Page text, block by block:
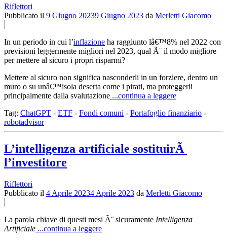
Riflettori
Pubblicato il 9 Giugno 20239 Giugno 2023 da Merletti Giacomo
In un periodo in cui l’inflazione ha raggiunto lâ€™8% nel 2022 con
previsioni leggermente migliori nel 2023, qual Ã¨ il modo migliore
per mettere al sicuro i propri risparmi?
Mettere al sicuro non significa nasconderli in un forziere, dentro un
muro o su unâ€™isola deserta come i pirati, ma proteggerli
principalmente dalla svalutazione ...continua a leggere
Tag: ChatGPT - ETF - Fondi comuni - Portafoglio finanziario -
robotadvisor
L’intelligenza artificiale sostituirÃ
l’investitore
Riflettori
Pubblicato il 4 Aprile 20234 Aprile 2023 da Merletti Giacomo
La parola chiave di questi mesi Ã¨ sicuramente Intelligenza
Artificiale ...continua a leggere